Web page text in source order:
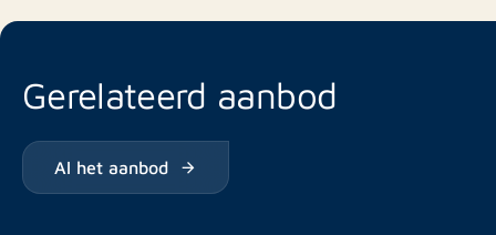
Gerelateerd aanbod
Al het aanbod